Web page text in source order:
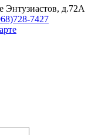
Энтузиастов, д.72А
7427